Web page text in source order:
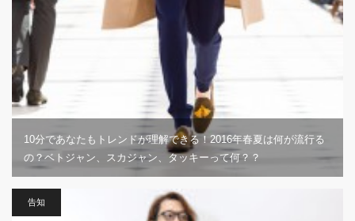
10分であなたもトレンドが理解できる！2016年春夏は何が流行る
の？ベトジャン、スカジャン、タッキーって何？？
告知